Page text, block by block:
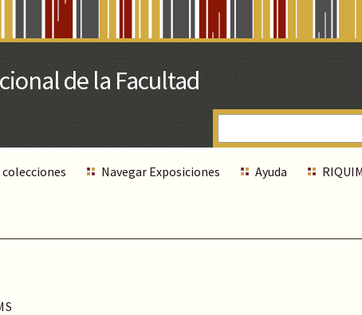
Navegar Exposiciones Ayuda RIQUIM